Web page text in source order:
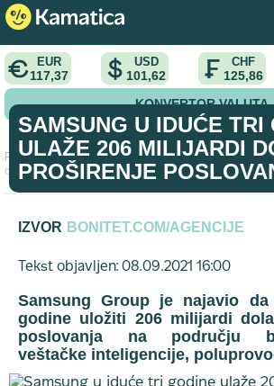
EUR
117,37
USD
101,62
CHF
125,86
KONVERTOR VALUTA
Početna > vest >
Samsung u iduće tri
dolara u proširenje poslovanja
SAMSUNG U IDUĆE TRI
ULAŽE 206 MILIJARDI
PROŠIRENJE
IZVOR BONITET.COM/AGENCIJE
Tekst objavljen: 08.09.2021 16:00
Samsung Group je najavio
godine uložiti 206 milijardi
poslovanja na području
veštačke inteligencije,